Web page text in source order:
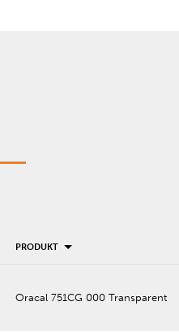
PRODUKT
Oracal 751CG 000 Transparent